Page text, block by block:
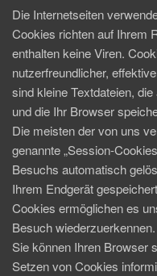
Die Internetseiten
Cookies richten auf Ihrem
enthalten keine Viren.
nutzerfreundlicher,
sind kleine Textdateien,
und die Ihr Browser
Die meisten der von uns
genannte „Session-
Besuchs automatisch
Ihrem Endgerät
Cookies ermöglichen es
Besuch wiederzuerkennen.
Sie können Ihren Browser
Setzen von Cookies